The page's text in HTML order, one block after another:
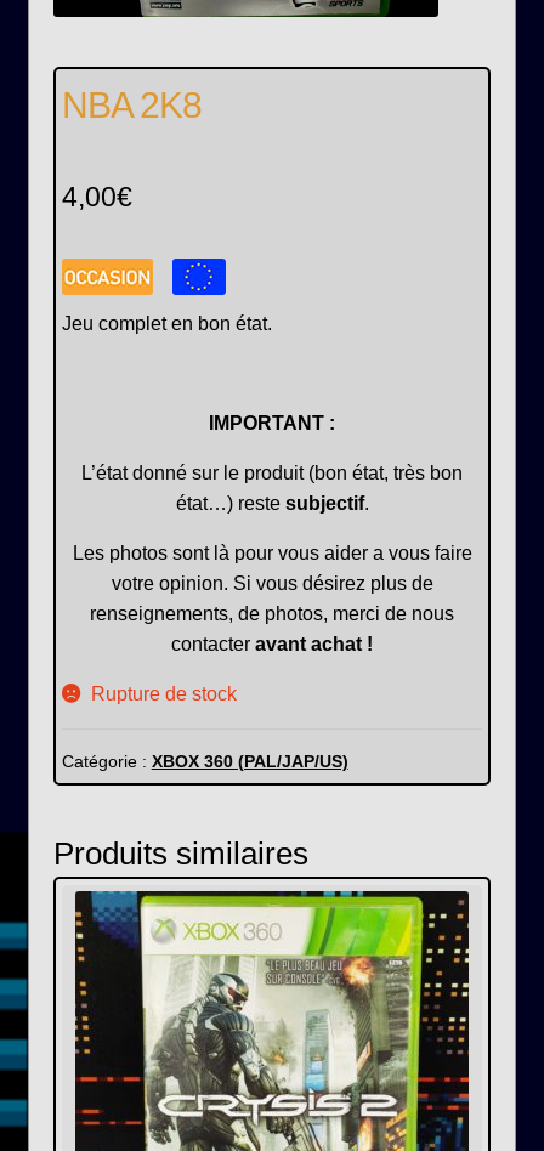
NBA 2K8
4,00€
Jeu complet en bon état.
IMPORTANT :
L’état donné sur le produit (bon état, très bon
état…) reste subjectif.
Les photos sont là pour vous aider a vous faire
votre opinion. Si vous désirez plus de
renseignements, de photos, merci de nous
contacter avant achat !
Rupture de stock
Catégorie : XBOX 360 (PAL/JAP/US)
Produits similaires